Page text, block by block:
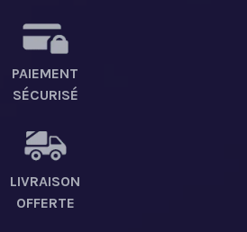
PAIEMENT
SÉCURISÉ
LIVRAISON
OFFERTE